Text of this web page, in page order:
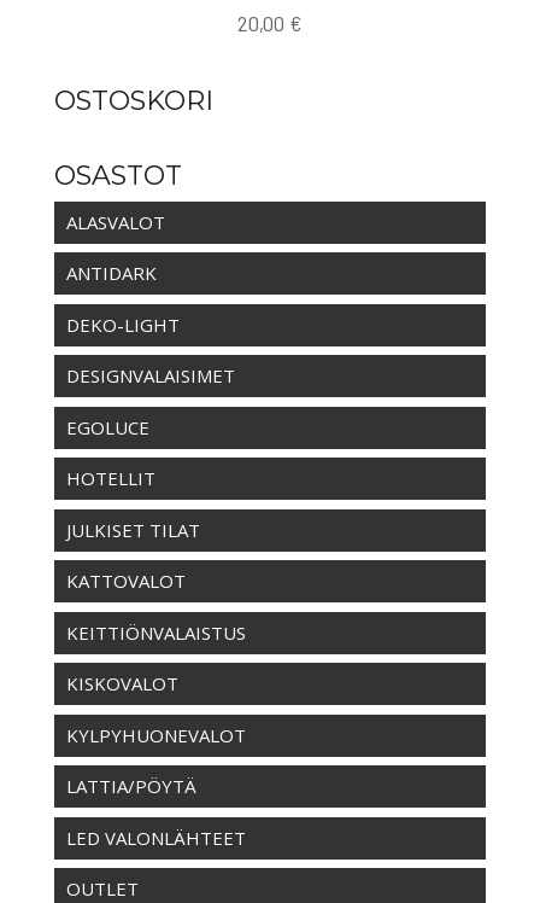
20,00 €
OSTOSKORI
OSASTOT
ALASVALOT
ANTIDARK
DEKO-LIGHT
DESIGNVALAISIMET
EGOLUCE
HOTELLIT
JULKISET TILAT
KATTOVALOT
KEITTIÖNVALAISTUS
KISKOVALOT
KYLPYHUONEVALOT
LATTIA/PÖYTÄ
LED VALONLÄHTEET
OUTLET